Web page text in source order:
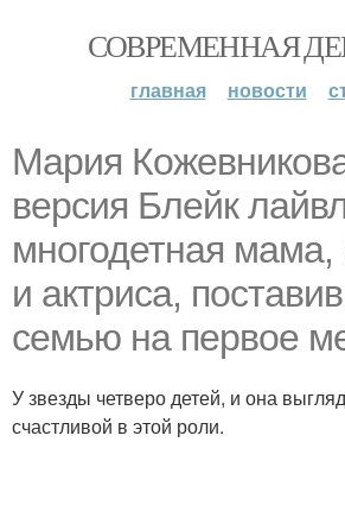
СОВРЕМЕННАЯ
главная новости
Мария
версия Блейк
многодетная мама,
и актриса,
семью на первое
У звезды четверо детей, и она
счастливой в этой роли.